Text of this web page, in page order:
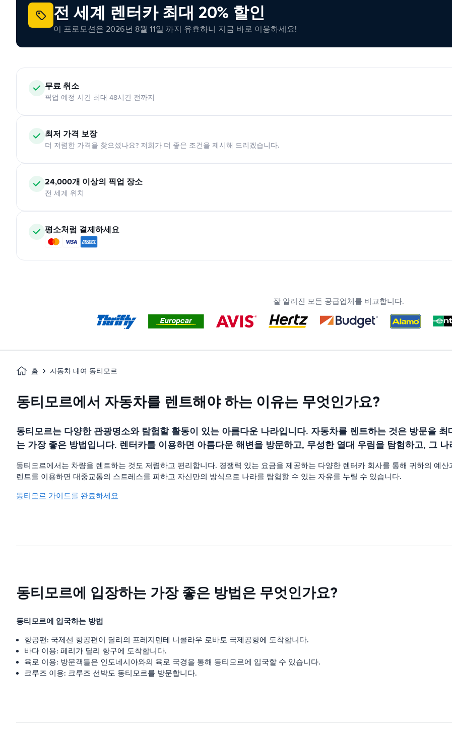
전 세계 렌터카 최대 20% 할인
이 프로모션은 2026년 8월 11일 까지 유효하니 지금 바로 이용하세요!
무료 취소
픽업 예정 시간 최대 48시간 전까지
최저 가격 보장
더 저렴한 가격을 찾으셨나요? 저희가 더 좋은 조건을 제시해 드리겠습니다.
24,000개 이상의 픽업 장소
전 세계 위치
평소처럼 결제하세요
잘 알려진 모든 공급업체를 비교합니다.
홈 자동차 대여 동티모르
동티모르에서 자동차를 렌트해야 하는 이유는 무엇인가요?
동티모르는 다양한 관광명소와 탐험할 활동이 있는 아름다운 나라입니다. 자동차를 렌트하는 것은 방문을
는 가장 좋은 방법입니다. 렌터카를 이용하면 아름다운 해변을 방문하고, 무성한 열대 우림을 탐험하고, 그
동티모르에서는 차량을 렌트하는 것도 저렴하고 편리합니다. 경쟁력 있는 요금을 제공하는 다양한 렌터카 회사를 통해 귀하의 예
렌트를 이용하면 대중교통의 스트레스를 피하고 자신만의 방식으로 나라를 탐험할 수 있는 자유를 누릴 수 있습니다.
동티모르 가이드를 완료하세요
동티모르에 입장하는 가장 좋은 방법은 무엇인가요?
동티모르에 입국하는 방법
항공편: 국제선 항공편이 딜리의 프레지덴테 니콜라우 로바토 국제공항에 도착합니다.
바다 이용: 페리가 딜리 항구에 도착합니다.
육로 이용: 방문객들은 인도네시아와의 육로 국경을 통해 동티모르에 입국할 수 있습니다.
크루즈 이용: 크루즈 선박도 동티모르를 방문합니다.